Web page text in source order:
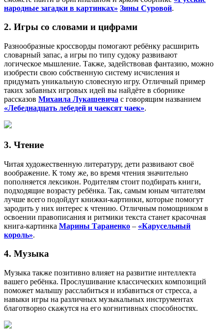
народные загадки в картинках» Зины Суровой.
2. Игры со словами и цифрами
Разнообразные кроссворды помогают ребёнку расширить
словарный запас, а игры по типу судоку развивают
логическое мышление. Также, задействовав фантазию, можно
изобрести свою собственную систему исчисления и
придумать уникальную словесную игру. Отличный пример
таких забавных игровых идей вы найдёте в сборнике
рассказов Михаила Лукашевича с говорящим названием
«Лебеднадцать лебедей и чаексят чаек».
3. Чтение
Читая художественную литературу, дети развивают своё
воображение. К тому же, во время чтения значительно
пополняется лексикон. Родителям стоит подбирать книги,
подходящие возрасту ребёнка. Так, самым юным читателям
лучше всего подойдут книжки-картинки, которые помогут
зародить у них интерес к чтению. Отличным помощником в
освоении правописания и ритмики текста станет красочная
книга-картинка Марины Тараненко – «Карусельный
король».
4. Музыка
Музыка также позитивно влияет на развитие интеллекта
вашего ребёнка. Прослушивание классических композиций
поможет малышу расслабиться и избавиться от стресса, а
навыки игры на различных музыкальных инструментах
благотворно скажутся на его когнитивных способностях.